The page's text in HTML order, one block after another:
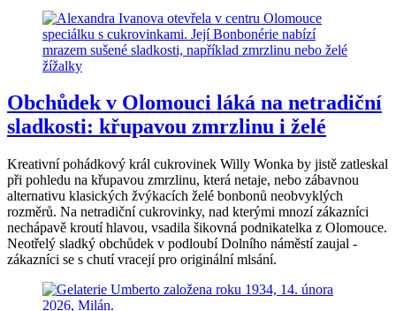
Obchůdek v Olomouci láká na netradiční
sladkosti: křupavou zmrzlinu i želé
Kreativní pohádkový král cukrovinek Willy Wonka by jistě zatleskal
při pohledu na křupavou zmrzlinu, která netaje, nebo zábavnou
alternativu klasických žvýkacích želé bonbonů neobvyklých
rozměrů. Na netradiční cukrovinky, nad kterými mnozí zákazníci
nechápavě kroutí hlavou, vsadila šikovná podnikatelka z Olomouce.
Neotřelý sladký obchůdek v podloubí Dolního náměstí zaujal -
zákazníci se s chutí vracejí pro originální mlsání.